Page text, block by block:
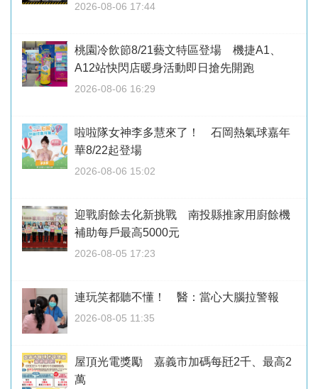
2026-08-06 17:44
桃園冷飲節8/21藝文特區登場 機捷A1、
A12站快閃店暖身活動即日搶先開跑
2026-08-06 16:29
啦啦隊女神李多慧來了！ 石岡熱氣球嘉年
華8/22起登場
2026-08-06 15:02
迎戰廚餘去化新挑戰 南投縣推家用廚餘機
補助每戶最高5000元
2026-08-05 17:23
連玩笑都聽不懂！ 醫：當心大腦拉警報
2026-08-05 11:35
屋頂光電獎勵 嘉義市加碼每瓩2千、最高2
萬